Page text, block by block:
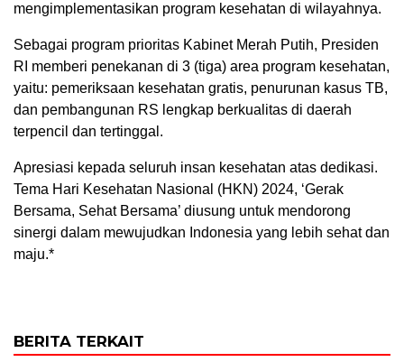
mengimplementasikan program kesehatan di wilayahnya.
Sebagai program prioritas Kabinet Merah Putih, Presiden
RI memberi penekanan di 3 (tiga) area program kesehatan,
yaitu: pemeriksaan kesehatan gratis, penurunan kasus TB,
dan pembangunan RS lengkap berkualitas di daerah
terpencil dan tertinggal.
Apresiasi kepada seluruh insan kesehatan atas dedikasi.
Tema Hari Kesehatan Nasional (HKN) 2024, ‘Gerak
Bersama, Sehat Bersama’ diusung untuk mendorong
sinergi dalam mewujudkan Indonesia yang lebih sehat dan
maju.*
BERITA TERKAIT